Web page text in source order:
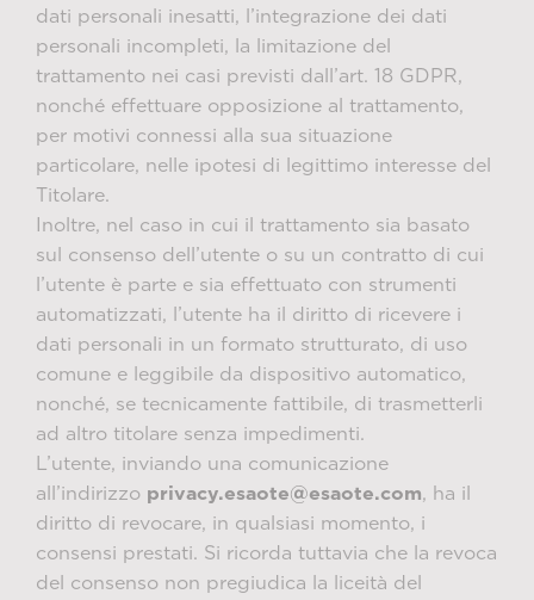
dati personali inesatti, l’integrazione dei dati
personali incompleti, la limitazione del
trattamento nei casi previsti dall’art. 18 GDPR,
nonché effettuare opposizione al trattamento,
per motivi connessi alla sua situazione
particolare, nelle ipotesi di legittimo interesse del
Titolare.
Inoltre, nel caso in cui il trattamento sia basato
sul consenso dell’utente o su un contratto di cui
l’utente è parte e sia effettuato con strumenti
automatizzati, l’utente ha il diritto di ricevere i
dati personali in un formato strutturato, di uso
comune e leggibile da dispositivo automatico,
nonché, se tecnicamente fattibile, di trasmetterli
ad altro titolare senza impedimenti.
L’utente, inviando una comunicazione
all’indirizzo privacy.esaote@esaote.com, ha il
diritto di revocare, in qualsiasi momento, i
consensi prestati. Si ricorda tuttavia che la revoca
del consenso non pregiudica la liceità del